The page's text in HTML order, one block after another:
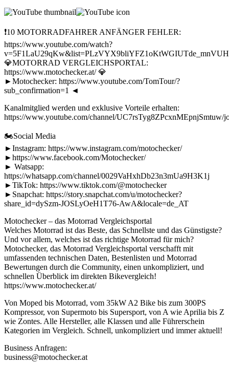
❗10 MOTORRADFAHRER ANFÄNGER FEHLER:
https://www.youtube.com/watch?
💎MOTORRAD VERGLEICHSPORTAL:
https://www.motochecker.at/ 💎
►Motochecker: https://www.youtube.com/TomTour/?
sub_confirmation=1 ◄
Kanalmitglied werden und exklusive Vorteile erhalten:
https://www.youtube.com/channel/UC7rsTyg8ZPcxnMEpnjSmtuw/
🏍Social Media
►Instagram: https://www.instagram.com/motochecker/
►https://www.facebook.com/Motochecker/
► Watsapp:
https://whatsapp.com/channel/0029VaHxhDb23n3mUa9H3K1j
►TikTok: https://www.tiktok.com/@motochecker
►Snapchat: https://story.snapchat.com/u/motochecker?
share_id=dySzm-JOSLyOeH1T76-AwA&locale=de_AT
Motochecker – das Motorrad Vergleichsportal
Welches Motorrad ist das Beste, das Schnellste und das Günstigste?
Und vor allem, welches ist das richtige Motorrad für mich?
Motochecker, das Motorrad Vergleichsportal verschafft mit
umfassenden technischen Daten, Bestenlisten und Motorrad
Bewertungen durch die Community, einen unkompliziert, und
schnellen Überblick im direkten Bikevergleich!
https://www.motochecker.at/
Von Moped bis Motorrad, vom 35kW A2 Bike bis zum 300PS
Kompressor, von Supermoto bis Supersport, von A wie Aprilia bis Z
wie Zontes. Alle Hersteller, alle Klassen und alle Führerschein
Kategorien im Vergleich. Schnell, unkompliziert und immer aktuell!
Business Anfragen:
business@motochecker.at